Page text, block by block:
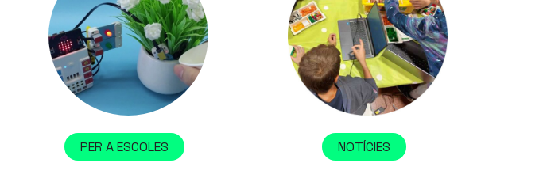
PER A ESCOLES NOTÍCIES